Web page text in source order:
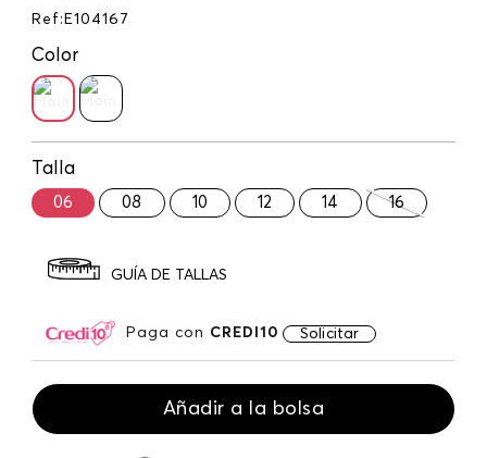
Ref : E104167
Color
Talla
06 08 10 12 14 16
GUÍA DE TALLAS
Paga con CREDI10 Solicitar
Añadir a la bolsa